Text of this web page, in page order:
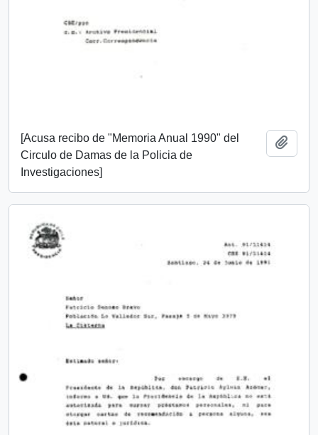
[Acusa recibo de "Memoria Anual 1990" del
Circulo de Damas de la Policia de
Investigaciones]